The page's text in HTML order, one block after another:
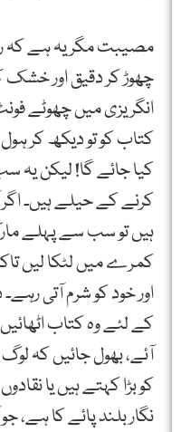
مصیبت مگر یہ ہے کہ
چھوڑ کر دقیق اور خشک
انگریزی میں چھوٹے
کتاب کو تو دیکھ کر
کیا جائے گا! لیکن یہ سب
کرنے کے حیلے ہیں۔
ہیں تو سب سے پہلے
کمرے میں لٹکا لیں
اور خود کو شرم آتی
کے لئے وہ کتاب
آئے، بھول جائیں کہ
کو بڑا کہتے ہیں یا
نگار بلند پائے کا